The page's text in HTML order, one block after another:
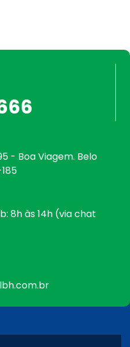
- Boa Viagem. Belo
8h às 14h (via chat